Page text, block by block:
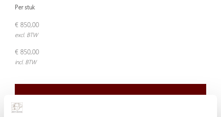
Per stuk
€ 850,00
excl. BTW
€ 850,00
incl. BTW